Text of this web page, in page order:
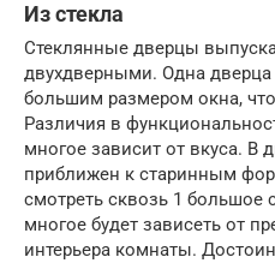
Из стекла
Стеклянные дверцы
двухдверными. Одна
большим размером окна,
Различия в
многое зависит от вкуса. В
приближен к старинным
смотреть сквозь 1 большое
многое будет зависеть от
интерьера комнаты.